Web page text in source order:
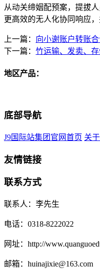
从动关缔姻配预案，提拔
更高效的无人化协同响应
上一篇： 向小谢账户转账
下一篇： 竹运输、发卖、
地区产品：
底部导航
J9国际站集团官网首页 关
友情链接
联系方式
联系人：李先生
电话：0318-8222022
网址：http://
邮箱：huinajixie@163.com